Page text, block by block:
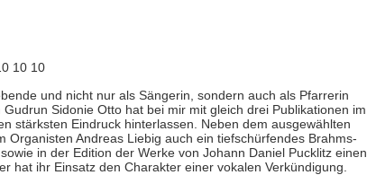
10 10
und nicht nur als Sängerin, sondern auch als Pfarrerin
Sidonie Otto hat bei mir mit gleich drei Publikationen im
stärksten Eindruck hinterlassen. Neben dem ausgewählten
Organisten Andreas Liebig auch ein tiefschürfendes Brahms-
in der Edition der Werke von Johann Daniel Pucklitz einen
hat ihr Einsatz den Charakter einer vokalen Verkündigung.